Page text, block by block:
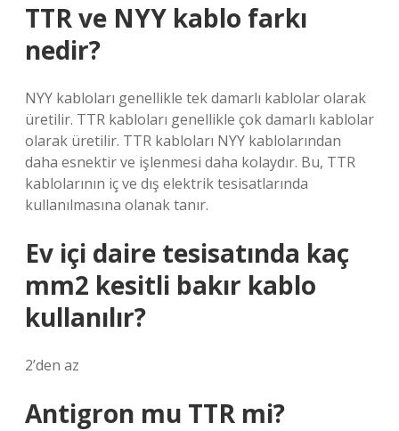
TTR ve NYY kablo farkı
nedir?
NYY kabloları genellikle tek damarlı kablolar olarak
üretilir. TTR kabloları genellikle çok damarlı kablolar
olarak üretilir. TTR kabloları NYY kablolarından
daha esnektir ve işlenmesi daha kolaydır. Bu, TTR
kablolarının iç ve dış elektrik tesisatlarında
kullanılmasına olanak tanır.
Ev içi daire tesisatında kaç
mm2 kesitli bakır kablo
kullanılır?
2’den az
Antigron mu TTR mi?